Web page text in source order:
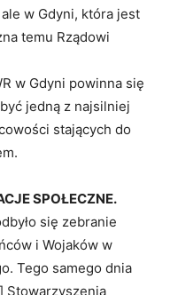
w Gdyni, która jest
temu Rządowi
w Gdyni powinna się
jedną z najsilniej
stających do
SPOŁECZNE.
się zebranie
i Wojaków w
Tego samego dnia
Stowarzyszenia